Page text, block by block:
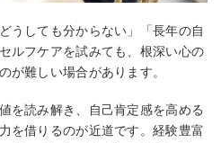
うしても分からない」「長年の自
ルフケアを試みても、根深い心の
が難しい場合があります。
を読み解き、自己肯定感を高める
を借りるのが近道です。経験豊富